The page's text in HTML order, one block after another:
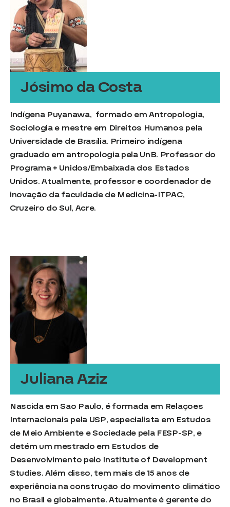
Jósimo da Costa
Indígena Puyanawa, formado em Antropologia,
Sociologia e mestre em Direitos Humanos pela
Universidade de Brasília. Primeiro indígena
graduado em antropologia pela UnB. Professor do
Programa + Unidos/Embaixada dos Estados
Unidos. Atualmente, professor e coordenador de
inovação da faculdade de Medicina-ITPAC,
Cruzeiro do Sul, Acre.
Juliana Aziz
Nascida em São Paulo, é formada em Relações
Internacionais pela USP, especialista em Estudos
de Meio Ambiente e Sociedade pela FESP-SP, e
detém um mestrado em Estudos de
Desenvolvimento pelo Institute of Development
Studies. Além disso, tem mais de 15 anos de
experiência na construção do movimento climático
no Brasil e globalmente. Atualmente é gerente do